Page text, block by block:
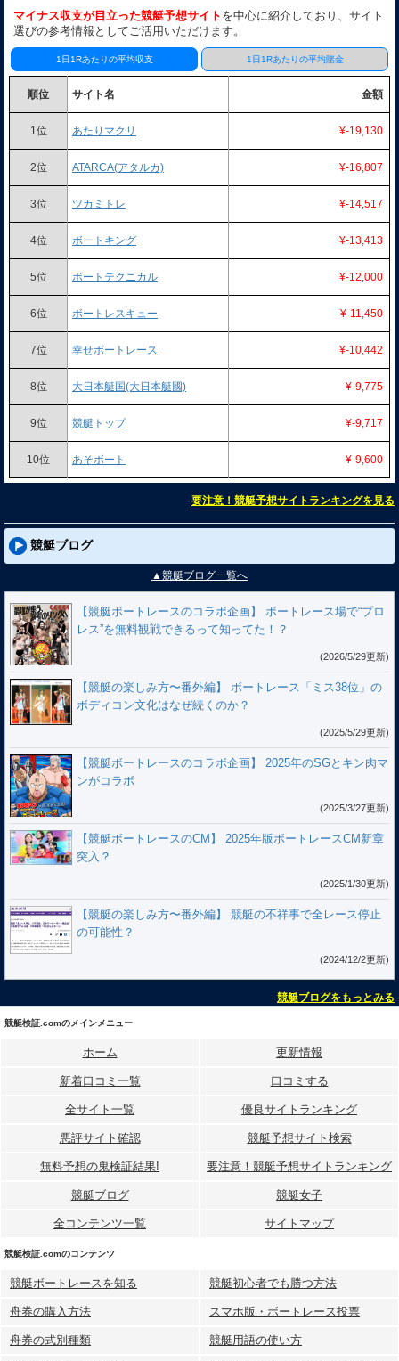
マイナス収支が目立った競艇予想サイト を中心に紹介しており、サイト
選びの参考情報としてご活用いただけます。
1日1Rあたりの平均収支 1日1Rあたりの平均賭金
順位 サイト名 金額
1位 あたりマクリ ¥-19,130
2位 ATARCA(アタルカ) ¥-16,807
3位 ツカミトレ ¥-14,517
4位 ボートキング ¥-13,413
5位 ボートテクニカル ¥-12,000
6位 ボートレスキュー ¥-11,450
7位 幸せボートレース ¥-10,442
8位 大日本艇国(大日本艇國) ¥-9,775
9位 競艇トップ ¥-9,717
10位 あそボート ¥-9,600
要注意！競艇予想サイトランキングを見る
競艇ブログ
▲競艇ブログ一覧へ
【競艇ボートレースのコラボ企画】 ボートレース場で“プロ
レス”を無料観戦できるって知ってた！？
(2026/5/29更新)
【競艇の楽しみ方〜番外編】 ボートレース「ミス38位」の
ボディコン文化はなぜ続くのか？
(2025/5/29更新)
【競艇ボートレースのコラボ企画】 2025年のSGとキン肉マ
ンがコラボ
(2025/3/27更新)
【競艇ボートレースのCM】 2025年版ボートレースCM新章
突入？
(2025/1/30更新)
【競艇の楽しみ方〜番外編】 競艇の不祥事で全レース停止
の可能性？
(2024/12/2更新)
競艇ブログをもっとみる
競艇検証.comのメインメニュー
ホーム 更新情報
新着口コミ一覧 口コミする
全サイト一覧 優良サイトランキング
悪評サイト確認 競艇予想サイト検索
無料予想の⻤検証結果! 要注意！競艇予想サイトランキング
競艇ブログ 競艇女子
全コンテンツ一覧 サイトマップ
競艇検証.comのコンテンツ
競艇ボートレースを知る 競艇初心者でも勝つ方法
舟券の購入方法 スマホ版・ボートレース投票
舟券の式別種類 競艇用語の使い方